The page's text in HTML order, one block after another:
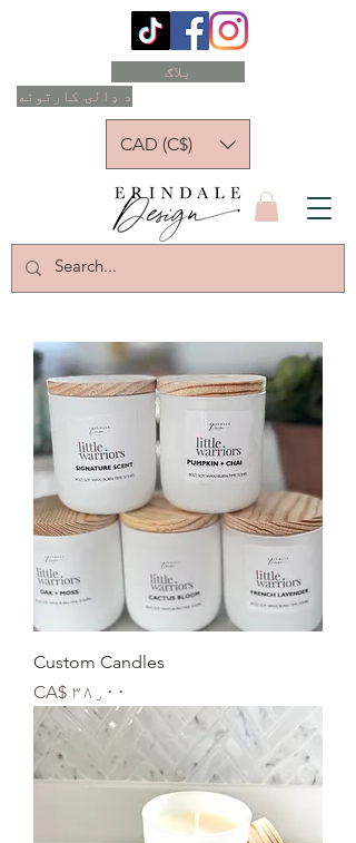
د ډالۍ کارتونه
بلاګ
CAD (C$)
Custom Candles
Price
CA$ ۳۸٫۰۰